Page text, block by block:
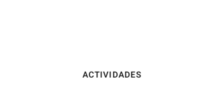
ACTIVIDADES